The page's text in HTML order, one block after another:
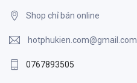
Shop chỉ bán online
hotphukien.com@gmail.com
0767893505